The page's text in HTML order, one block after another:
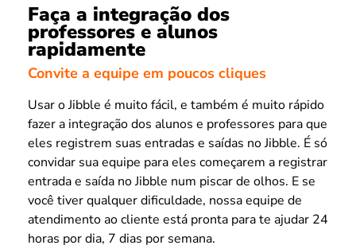
Faça a integração dos
professores e alunos
rapidamente
Convite a equipe em poucos cliques
Usar o Jibble é muito fácil, e também é muito rápido
fazer a integração dos alunos e professores para que
eles registrem suas entradas e saídas no Jibble. É só
convidar sua equipe para eles começarem a registrar
entrada e saída no Jibble num piscar de olhos. E se
você tiver qualquer dificuldade, nossa equipe de
atendimento ao cliente está pronta para te ajudar 24
horas por dia, 7 dias por semana.